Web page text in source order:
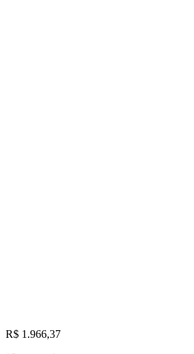
R$ 1.966,37